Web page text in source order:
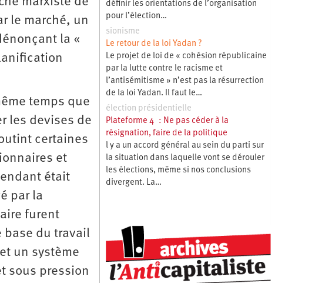
le marché, un
la «
temps que
les devises de
certaines
et
était
par la
furent
base du travail
un système
sous pression
définir les orientations de l’organisation
pour l’élection…
sionisme
Le retour de la loi Yadan ?
Le projet de loi de « cohésion républicaine
par la lutte contre le racisme et
l’antisémitisme » n’est pas la résurrection
de la loi Yadan. Il faut le…
élection présidentielle
Plateforme 4 : Ne pas céder à la
résignation, faire de la politique
l y a un accord général au sein du parti sur
la situation dans laquelle vont se dérouler
les élections, même si nos conclusions
divergent. La…